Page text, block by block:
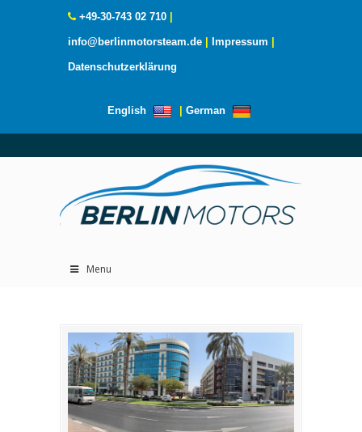
+49-30-743 02 710
info@berlinmotorsteam.de Impressum
Datenschutzerklärung
English German
Menu